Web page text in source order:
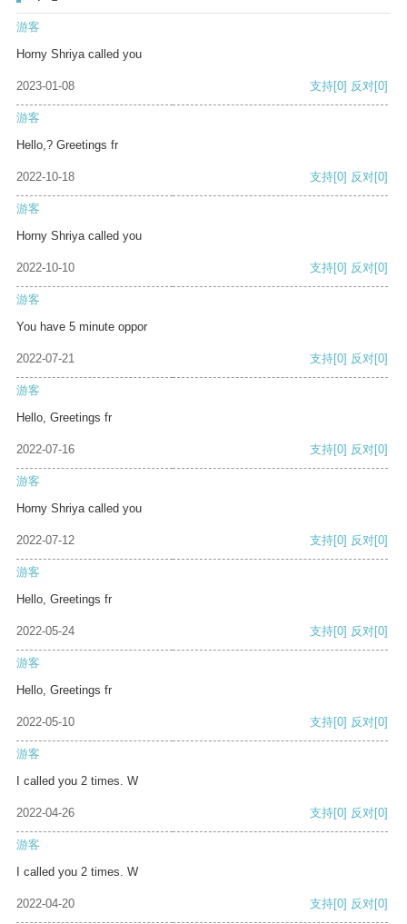
游客
Horny Shriya called you
2023-01-08 支持[0] 反对[0]
游客
Hello,? Greetings fr
2022-10-18 支持[0] 反对[0]
游客
Horny Shriya called you
2022-10-10 支持[0] 反对[0]
游客
You have 5 minute oppor
2022-07-21 支持[0] 反对[0]
游客
Hello, Greetings fr
2022-07-16 支持[0] 反对[0]
游客
Horny Shriya called you
2022-07-12 支持[0] 反对[0]
游客
Hello, Greetings fr
2022-05-24 支持[0] 反对[0]
游客
Hello, Greetings fr
2022-05-10 支持[0] 反对[0]
游客
I called you 2 times. W
2022-04-26 支持[0] 反对[0]
游客
I called you 2 times. W
2022-04-20 支持[0] 反对[0]